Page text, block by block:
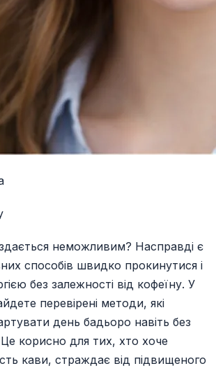
неможливим? Насправді є
способів швидко прокинутися і
без залежності від кофеїну. У
перевірені методи, які
день бадьоро навіть без
корисно для тих, хто хоче
кави, страждає від підвищеного